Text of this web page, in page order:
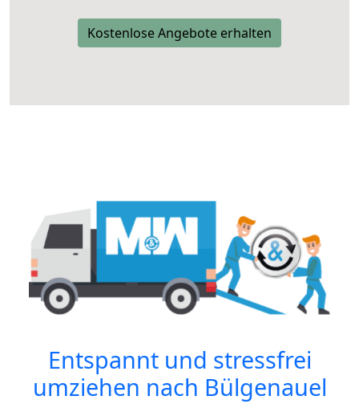
Kostenlose Angebote erhalten
Entspannt und stressfrei
umziehen nach Bülgenauel